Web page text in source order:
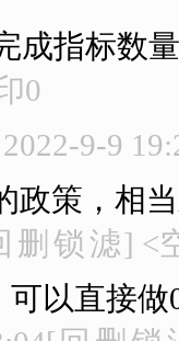
成指标数
0
2022-9-9
政策，相
删 锁 滤] <
可以直接